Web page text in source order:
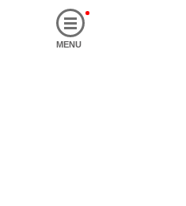
MENU